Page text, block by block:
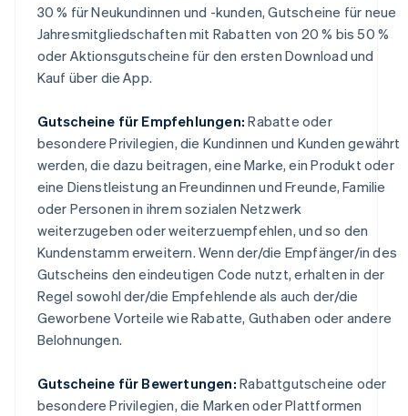
30 % für Neukundinnen und -kunden, Gutscheine für neue
Jahresmitgliedschaften mit Rabatten von 20 % bis 50 %
oder Aktionsgutscheine für den ersten Download und
Kauf über die App.
Gutscheine für Empfehlungen: Rabatte oder
besondere Privilegien, die Kundinnen und Kunden gewährt
werden, die dazu beitragen, eine Marke, ein Produkt oder
eine Dienstleistung an Freundinnen und Freunde, Familie
oder Personen in ihrem sozialen Netzwerk
weiterzugeben oder weiterzuempfehlen, und so den
Kundenstamm erweitern. Wenn der/die Empfänger/in des
Gutscheins den eindeutigen Code nutzt, erhalten in der
Regel sowohl der/die Empfehlende als auch der/die
Geworbene Vorteile wie Rabatte, Guthaben oder andere
Belohnungen.
Gutscheine für Bewertungen: Rabattgutscheine oder
besondere Privilegien, die Marken oder Plattformen